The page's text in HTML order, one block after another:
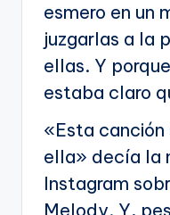
esmero en un
juzgarlas a la
ellas. Y
estaba claro
«Esta
ella» decía la
Instagram
Melody. Y,